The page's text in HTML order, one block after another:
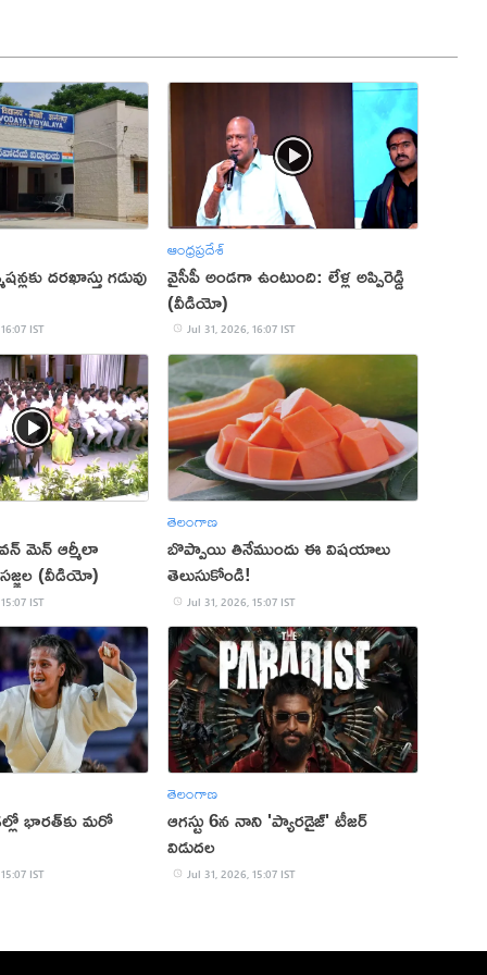
దరఖాస్తు గడువు
IST
ఆంధ్రప్రదేశ్
వైసీపీ అండగా ఉంటుంది: లేళ్ల అప్పిరెడ్డి
(వీడియో)
Jul 31, 2026, 16:07 IST
వన్ మెన్ ఆర్మీలా
(వీడియో)
IST
తెలంగాణ
బొప్పాయి తినేముందు ఈ విషయాలు
తెలుసుకోండి!
Jul 31, 2026, 15:07 IST
భారత్‌కు మరో
IST
తెలంగాణ
ఆగస్టు 6న నాని 'ప్యారడైజ్' టీజర్
విడుదల
Jul 31, 2026, 15:07 IST